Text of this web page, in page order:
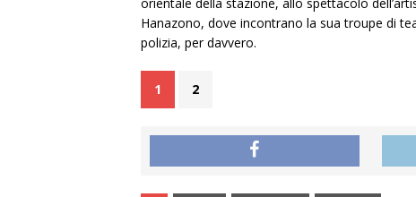
Hanazono, dove incontrano la sua troupe di
polizia, per davvero.
1 2